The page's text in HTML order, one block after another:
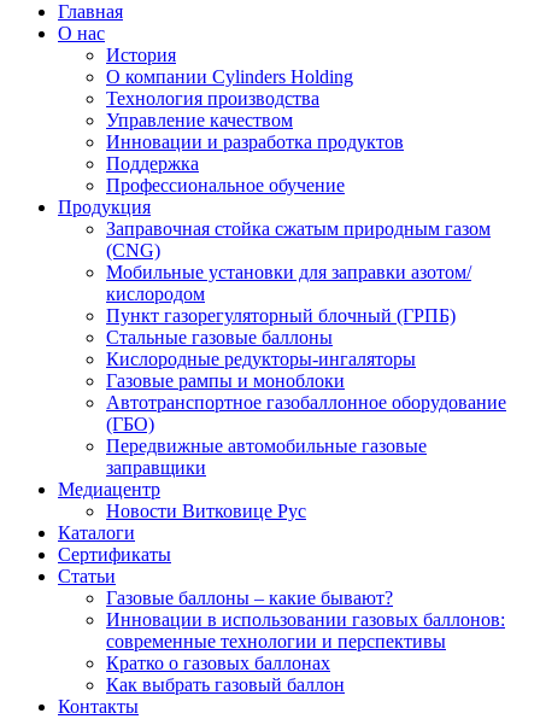
Главная
О нас
История
О компании Cylinders Holding
Технология производства
Управление качеством
Инновации и разработка продуктов
Поддержка
Профессиональное обучение
Продукция
Заправочная стойка сжатым природным газом
(CNG)
Мобильные установки для заправки азотом/
кислородом
Пункт газорегуляторный блочный (ГРПБ)
Стальные газовые баллоны
Кислородные редукторы-ингаляторы
Газовые рампы и моноблоки
Автотранспортное газобаллонное оборудование
(ГБО)
Передвижные автомобильные газовые
заправщики
Медиацентр
Новости Витковице Рус
Каталоги
Сертификаты
Статьи
Газовые баллоны – какие бывают?
Инновации в использовании газовых баллонов:
современные технологии и перспективы
Кратко о газовых баллонах
Как выбрать газовый баллон
Контакты